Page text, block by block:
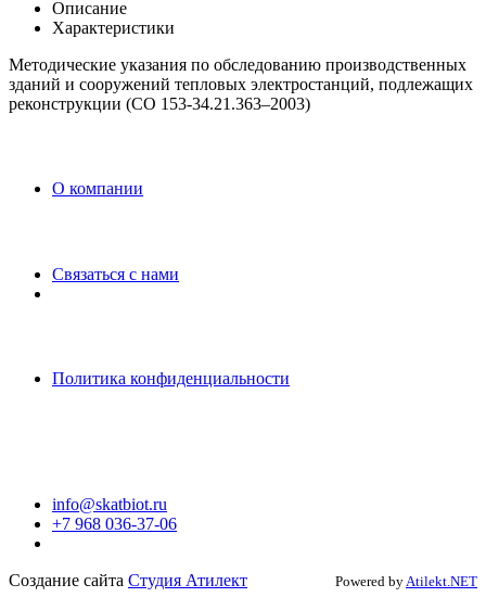
Описание
Характеристики
Методические указания по обследованию производственных
зданий и сооружений тепловых электростанций, подлежащих
реконструкции (СО 153-34.21.363–2003)
O компании
Связаться с нами
Политика конфиденциальности
info@skatbiot.ru
+7 968 036-37-06
Создание сайта Студия Атилект Powered byAtilekt.NET